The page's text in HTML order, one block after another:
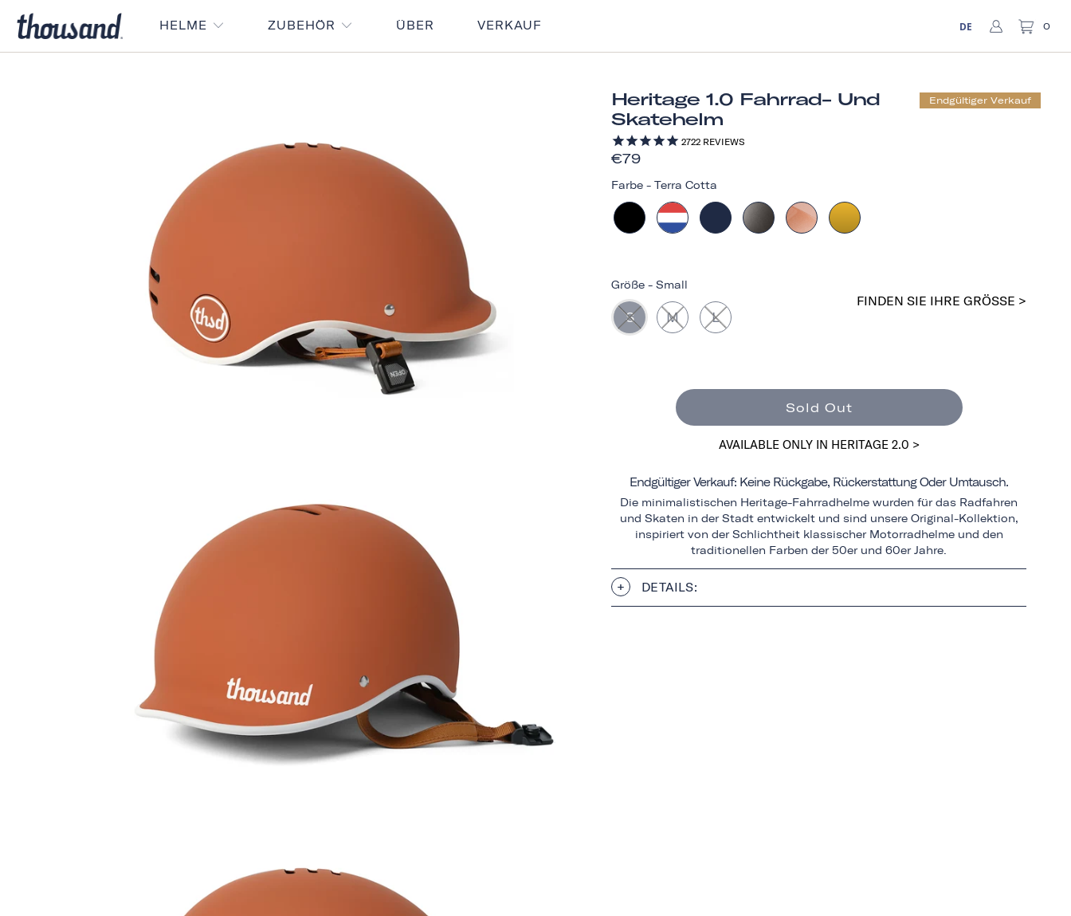
HELME ZUBEHÖR ÜBER VERKAUF DE 0
Endgültiger Verkauf
Heritage 1.0 Fahrrad- Und
Skatehelm
2722 REVIEWS
€79
Farbe - Terra Cotta
Größe - Small
S M L
FINDEN SIE IHRE GRÖSSE >
Sold Out
AVAILABLE ONLY IN HERITAGE 2.0 >
Endgültiger Verkauf: Keine Rückgabe, Rückerstattung Oder Umtausch.
Die minimalistischen Heritage-Fahrradhelme wurden für das Radfahren
und Skaten in der Stadt entwickelt und sind unsere Original-Kollektion,
inspiriert von der Schlichtheit klassischer Motorradhelme und den
traditionellen Farben der 50er und 60er Jahre.
DETAILS: